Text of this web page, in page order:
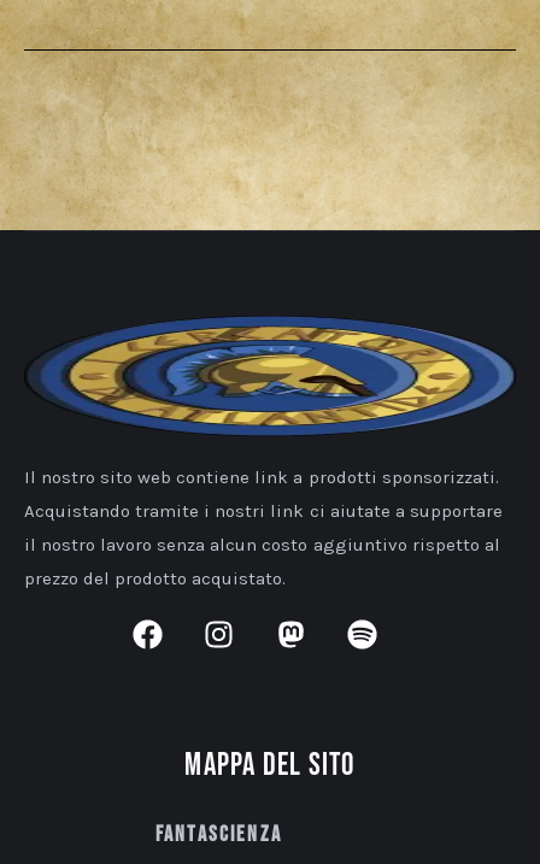
Il nostro sito web contiene link a prodotti sponsorizzati.
Acquistando tramite i nostri link ci aiutate a supportare
il nostro lavoro senza alcun costo aggiuntivo rispetto al
prezzo del prodotto acquistato.
Mappa del sito
Fantascienza